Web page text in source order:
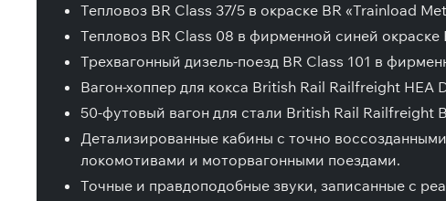
Тепловоз BR Class 37/5 в окраске BR «Trainload
Тепловоз BR Class 08 в фирменной синей окраске
Трехвагонный дизель-поезд BR Class 101 в
Вагон-хоппер для кокса British Rail Railfreight HEA
50-футовый вагон для стали British Rail Railfreight
Детализированные кабины с точно
локомотивами и моторвагонными поездами.
Точные и правдоподобные звуки, записанные с